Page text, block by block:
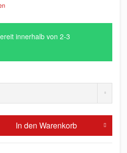
innerhalb von 2-3
In den Warenkorb